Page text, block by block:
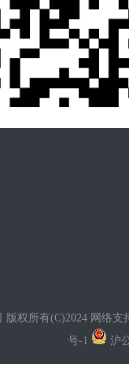
版权所有(C)2024 网络支
号-1
沪